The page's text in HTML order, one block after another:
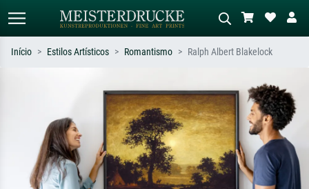
Pesquise por artista, título ou estilo –
ex: Monet, Noite Estrelada,
impressionismo, onda de Hokusai, nu.
Descreva a cena – ex: prado verde,
abstrato com muito vermelho, pintura
a óleo escura, nu em pé ao lado de
uma árvore.
Início Estilos Artísticos Romantismo Ralph Albert Blakelock